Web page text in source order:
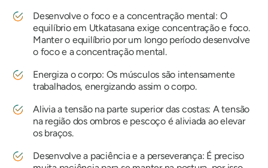
Desenvolve o foco e a concentração mental: O
equilíbrio em Utkatasanaexige concentração e foco.
Manter o equilíbrio por um longo período desenvolve
o foco e a concentração mental.
Energiza o corpo: Os músculos são intensamente
trabalhados, energizando assim o corpo.
Alivia a tensão na parte superior das costas: A tensão
na região dos ombros e pescoço é aliviada ao elevar
os braços.
Desenvolve a paciência e a perseverança: É preciso